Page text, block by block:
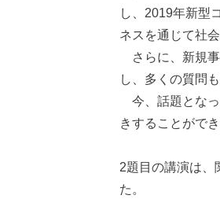
し、2019年新型
ネスを通じて社
さらに、新規事
し、多くの質問
今、話題となっ
きすることがで
2題目の講演は
た。